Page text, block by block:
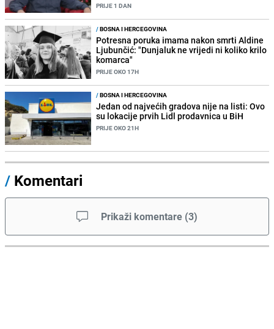
PRIJE 1 DAN
/BOSNA I HERCEGOVINA
Potresna poruka imama nakon smrti Aldine
Ljubunčić: "Dunjaluk ne vrijedi ni koliko krilo
komarca"
PRIJE OKO 17H
/BOSNA I HERCEGOVINA
Jedan od najvećih gradova nije na listi: Ovo
su lokacije prvih Lidl prodavnica u BiH
PRIJE OKO 21H
/ Komentari
Prikaži komentare (3)